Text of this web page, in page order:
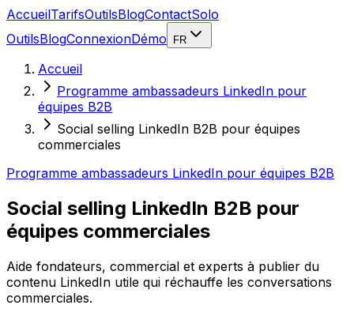
AccueilTarifsOutilsBlogContactSolo
OutilsBlogConnexionDémo FR
Accueil
Programme ambassadeurs LinkedIn pour
équipes B2B
Social selling LinkedIn B2B pour équipes
commerciales
Programme ambassadeurs LinkedIn pour équipes B2B
Social selling LinkedIn B2B pour
équipes commerciales
Aide fondateurs, commercial et experts à publier du
contenu LinkedIn utile qui réchauffe les conversations
commerciales.